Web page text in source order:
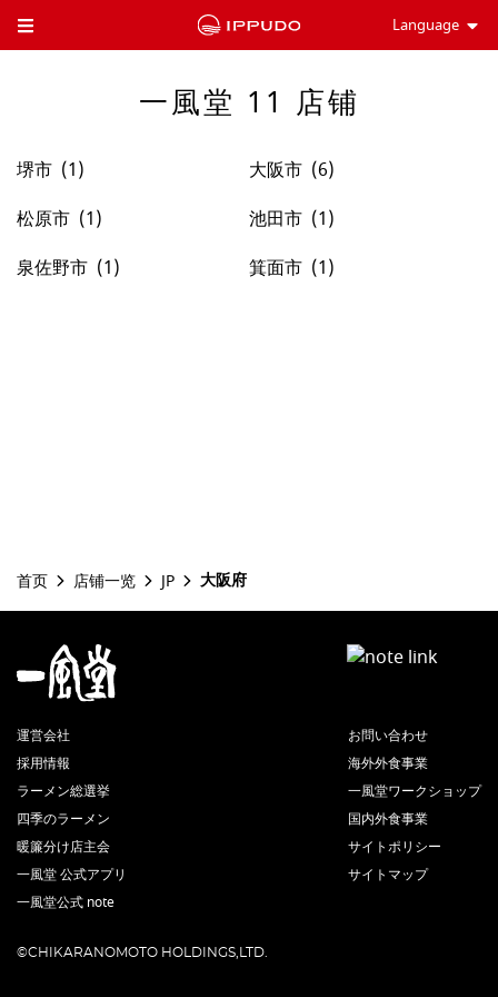
Toggle Header Menu Language
一風堂 11 店铺
堺市
大阪市
松原市
池田市
泉佐野市
箕面市
首页 店铺一览 JP 大阪府
運営会社
採用情報
ラーメン総選挙
四季のラーメン
暖簾分け店主会
一風堂 公式アプリ
一風堂公式 note
お問い合わせ
海外外食事業
一風堂ワークショップ
国内外食事業
サイトポリシー
サイトマップ
©CHIKARANOMOTO HOLDINGS,LTD.